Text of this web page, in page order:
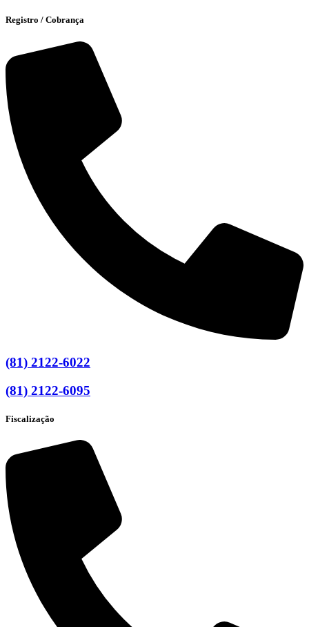
Registro / Cobrança
(81) 2122-6022
(81) 2122-6095
Fiscalização